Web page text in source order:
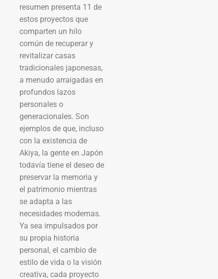
resumen presenta 11 de
estos proyectos que
comparten un hilo
común de recuperar y
revitalizar casas
tradicionales japonesas,
a menudo arraigadas en
profundos lazos
personales o
generacionales. Son
ejemplos de que, incluso
con la existencia de
Akiya, la gente en Japón
todavía tiene el deseo de
preservar la memoria y
el patrimonio mientras
se adapta a las
necesidades modernas.
Ya sea impulsados por
su propia historia
personal, el cambio de
estilo de vida o la visión
creativa, cada proyecto